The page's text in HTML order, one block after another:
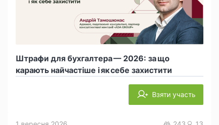
Штрафи для бухгалтера — 2026: за що
карають найчастіше і як себе захистити
Взяти участь